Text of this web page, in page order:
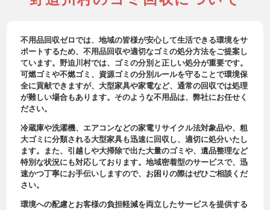
不用品回収ゼロでは、地域の皆様が安心して生活できる環境をサ
ポートするため、不用品回収や適切なゴミの処分方法をご提案し
ています。野迫川村では、ゴミの分別と正しい処分が重要です。
可燃ゴミや不燃ゴミ、資源ゴミの分別ルールを守ることで環境保
全に貢献できますが、大型家具や家電など、通常の回収では処理
が難しい場合もあります。そのような不用品は、弊社にお任せく
ださい。
冷蔵庫や洗濯機、エアコンなどの家電リサイクル法対象品や、粗
大ゴミに分類される大型家具も迅速に回収し、適切に処分いたし
ます。また、引越しや大掃除で出た大量のゴミや、遺品整理など
特別な状況にも対応しております。地域密着型のサービスで、迅
速かつ丁寧にお手伝いしますので、お困りの際はぜひご相談くだ
さい。
環境への配慮とお客様の負担軽減を両立したサービスを提供する